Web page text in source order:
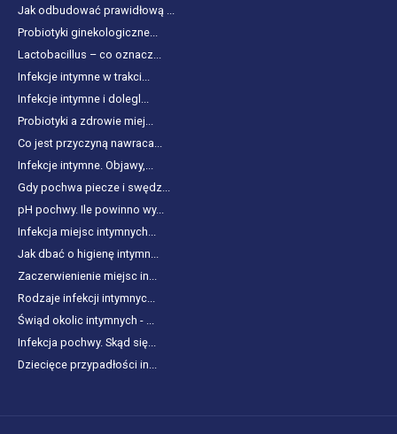
Jak odbudować prawidłową ...
Probiotyki ginekologiczne...
Lactobacillus – co oznacz...
Infekcje intymne w trakci...
Infekcje intymne i dolegl...
Probiotyki a zdrowie miej...
Co jest przyczyną nawraca...
Infekcje intymne. Objawy,...
Gdy pochwa piecze i swędz...
pH pochwy. Ile powinno wy...
Infekcja miejsc intymnych...
Jak dbać o higienę intymn...
Zaczerwienienie miejsc in...
Rodzaje infekcji intymnyc...
Świąd okolic intymnych - ...
Infekcja pochwy. Skąd się...
Dziecięce przypadłości in...